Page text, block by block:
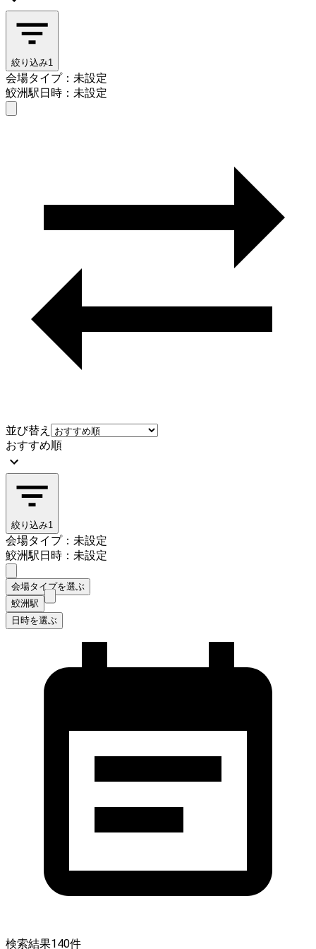
絞り込み1
会場タイプ：未設定
鮫洲駅日時：未設定
並び替え
おすすめ順
絞り込み1
会場タイプ：未設定
鮫洲駅日時：未設定
会場タイプを選ぶ
鮫洲駅
日時を選ぶ
検索結果140件